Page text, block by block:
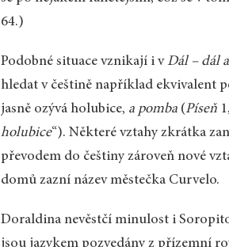
64.)
Podobné situace vznikají i vDál – dál
hledat v češtině například ekvivalent
jasně ozývá holubice, a pomba (Píseň
holubice“). Některé vztahy zkrátka
převodem do češtiny zároveň nové
domů zazní název městečka Curvelo.
Doraldina nevěstčí minulost i
jsou jazykem pozvedány z přízemní